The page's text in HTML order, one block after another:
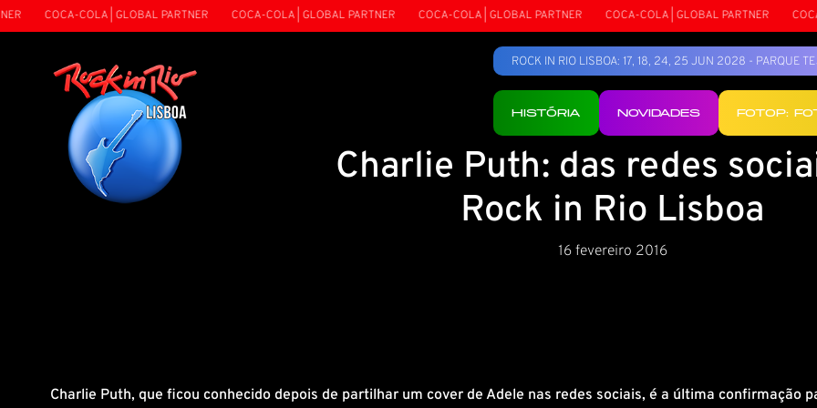
COCA-COLA | GLOBAL PARTNER COCA-COLA | GLOBAL PARTNER COCA-COLA | GLOBAL PARTNER COCA-COLA | GLOBAL PARTNER COCA-
ROCK IN RIO LISBOA: 17, 18, 24, 25 JUN 2028 - PARQUE
HISTÓRIA NOVIDADES FOTOP:
Charlie Puth: das redes
Rock in Rio Lisboa
16 fevereiro 2016
Charlie Puth, que ficou conhecido depois de partilhar um cover de Adele nas redes sociais, é a última confirmação